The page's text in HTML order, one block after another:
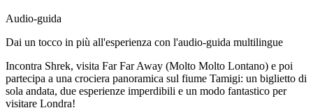
Audio-guida
Dai un tocco in più all'esperienza con l'audio-guida multilingue
Incontra Shrek, visita Far Far Away (Molto Molto Lontano) e poi
partecipa a una crociera panoramica sul fiume Tamigi: un biglietto di
sola andata, due esperienze imperdibili e un modo fantastico per
visitare Londra!